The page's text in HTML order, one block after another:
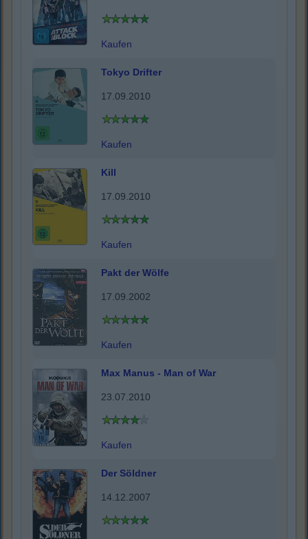
Kaufen
Tokyo Drifter
17.09.2010
Kaufen
Kill
17.09.2010
Kaufen
Pakt der Wölfe
17.09.2002
Kaufen
Max Manus - Man of War
23.07.2010
Kaufen
Der Söldner
14.12.2007